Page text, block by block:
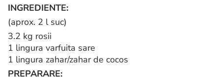
INGREDIENTE:
(aprox. 2 l suc)
3.2 kg rosii
1 lingura varfuita sare
1 lingura zahar/zahar de cocos
PREPARARE: